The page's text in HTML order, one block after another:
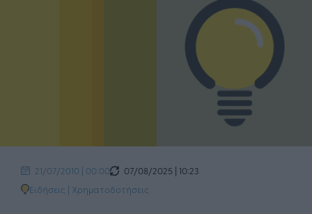
21/07/2010 | 00:00
07/08/2025 | 10:23
Ειδήσεις | Χρηματοδοτήσεις